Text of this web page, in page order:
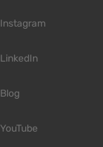
Instagram
LinkedIn
Blog
YouTube